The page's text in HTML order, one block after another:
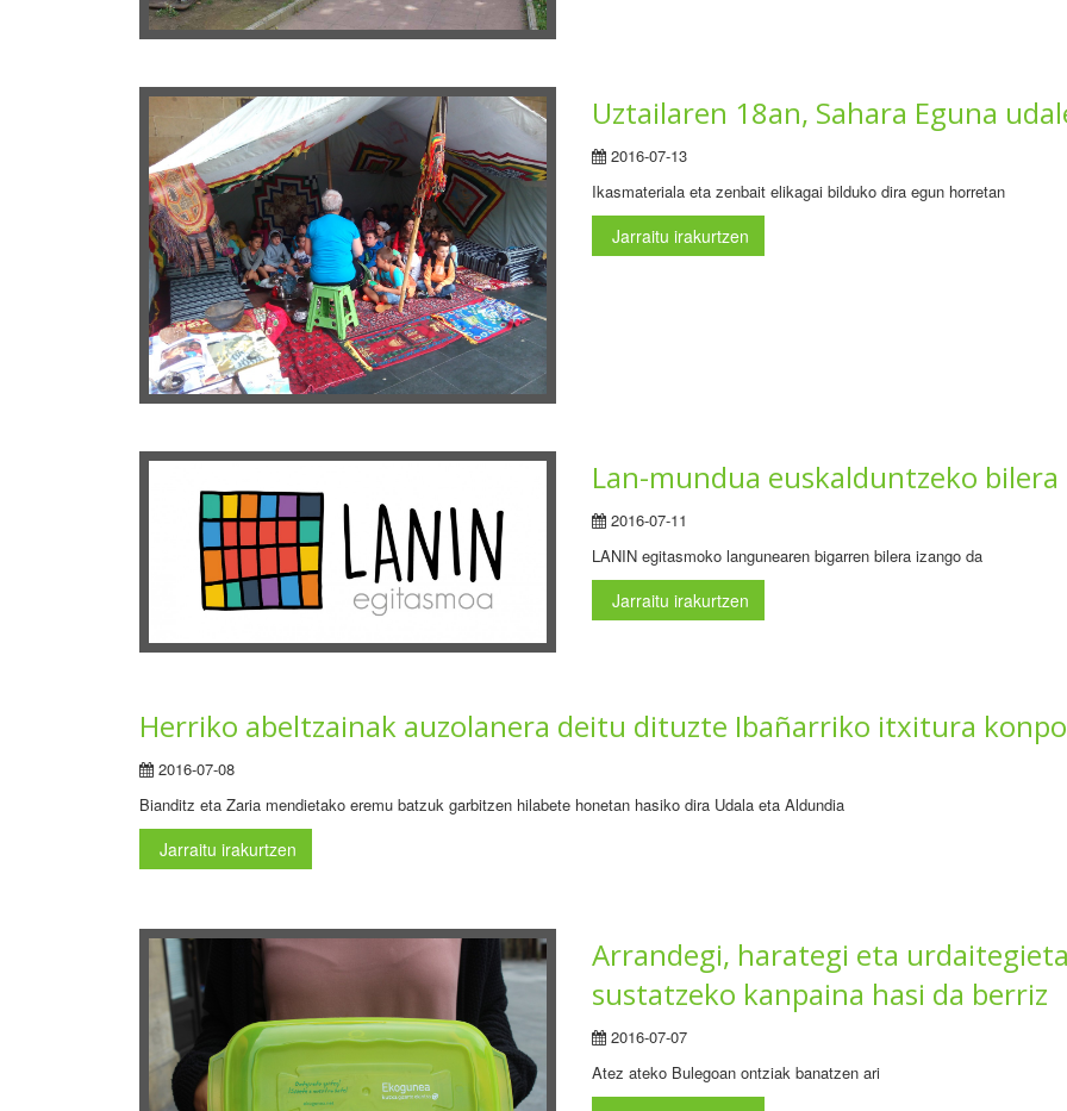
Uztailaren 18an, Sahara Eguna
2016-07-13
Ikasmateriala eta zenbait elikagai bilduko dira egun horretan
Jarraitu irakurtzen
Lan-mundua euskalduntzeko
2016-07-11
LANIN egitasmoko langunearen bigarren bilera izango da
Jarraitu irakurtzen
Herriko abeltzainak auzolanera deitu dituzte Ibañarriko itxitura
2016-07-08
Bianditz eta Zaria mendietako eremu batzuk garbitzen hilabete honetan hasiko dira Udala eta Aldundia
Jarraitu irakurtzen
Arrandegi, harategi eta
sustatzeko kanpaina hasi da berriz
2016-07-07
Atez ateko Bulegoan ontziak banatzen ari